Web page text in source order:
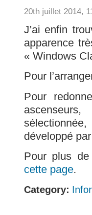
20th juillet 2014,
J’ai enfin
apparence
« Windows
Pour
Pour
développé
Pour plus
cette page.
Category: